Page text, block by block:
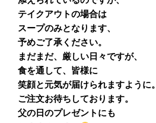
テイクアウトの場合は
スープのみとなります、
予めご了承ください。
まだまだ、厳しい日々ですが、
食を通して、皆様に
笑顔と元気が届けられますように。
ご注文お待ちしております。
父の日のプレゼントにも